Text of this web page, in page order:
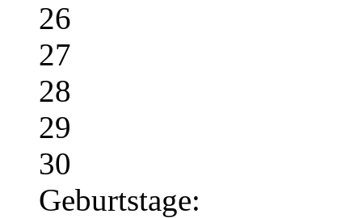
26
27
28
29
30
Geburtstage: